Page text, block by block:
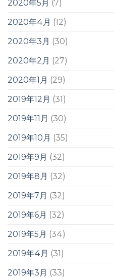
2020年5月 (7)
2020年4月 (12)
2020年3月 (30)
2020年2月 (27)
2020年1月 (29)
2019年12月 (31)
2019年11月 (30)
2019年10月 (35)
2019年9月 (32)
2019年8月 (32)
2019年7月 (32)
2019年6月 (32)
2019年5月 (34)
2019年4月 (31)
2019年3月 (33)